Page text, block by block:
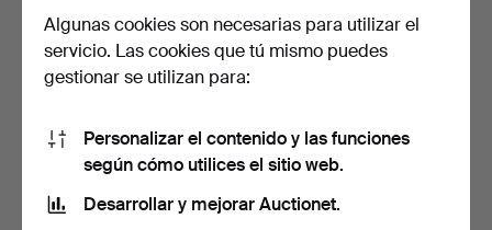
REGULADOR DE PESAS,
siglos XIX/XX.
158 USD
REGULADOR DE PESAS,
85 USD
Suscribir búsqueda
Algunas cookies son necesarias para utilizar el
servicio. Las cookies que tú mismo puedes
gestionar se utilizan para:
Personalizar el contenido y las funciones
según cómo utilices el sitio web.
Desarrollar y mejorar Auctionet.